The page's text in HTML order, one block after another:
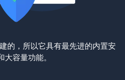
的，所以它具有最先进的内置安
大容量功能。